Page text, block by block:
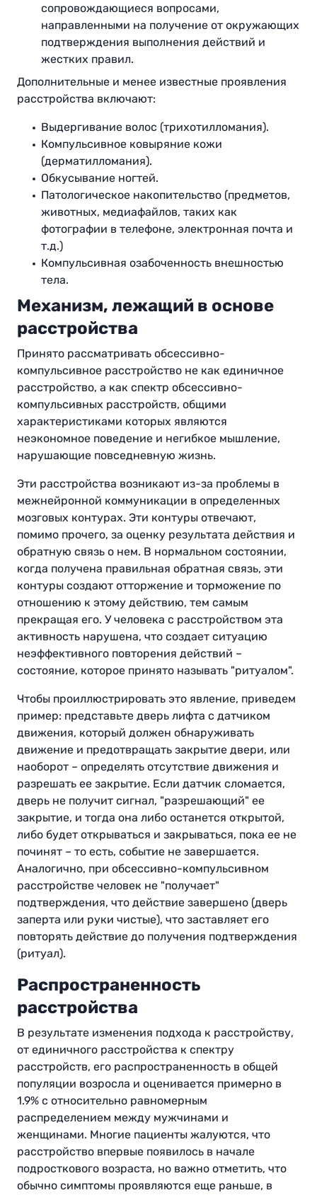
сопровождающиеся вопросами,
направленными на получение от окружающих
подтверждения выполнения действий и
жестких правил.
Дополнительные и менее известные проявления
расстройства включают:
Выдергивание волос (трихотилломания).
Компульсивное ковыряние кожи
(дерматилломания).
Обкусывание ногтей.
Патологическое накопительство (предметов,
животных, медиафайлов, таких как
фотографии в телефоне, электронная почта и
т.д.)
Компульсивная озабоченность внешностью
тела.
Механизм, лежащий в основе
расстройства
Принято рассматривать обсессивно-
компульсивное расстройство не как единичное
расстройство, а как спектр обсессивно-
компульсивных расстройств, общими
характеристиками которых являются
неэкономное поведение и негибкое мышление,
нарушающие повседневную жизнь.
Эти расстройства возникают из-за проблемы в
межнейронной коммуникации в определенных
мозговых контурах. Эти контуры отвечают,
помимо прочего, за оценку результата действия и
обратную связь о нем. В нормальном состоянии,
когда получена правильная обратная связь, эти
контуры создают отторжение и торможение по
отношению к этому действию, тем самым
прекращая его. У человека с расстройством эта
активность нарушена, что создает ситуацию
неэффективного повторения действий –
состояние, которое принято называть "ритуалом".
Чтобы проиллюстрировать это явление, приведем
пример: представьте дверь лифта с датчиком
движения, который должен обнаруживать
движение и предотвращать закрытие двери, или
наоборот – определять отсутствие движения и
разрешать ее закрытие. Если датчик сломается,
дверь не получит сигнал, "разрешающий" ее
закрытие, и тогда она либо останется открытой,
либо будет открываться и закрываться, пока ее не
починят – то есть, событие не завершается.
Аналогично, при обсессивно-компульсивном
расстройстве человек не "получает"
подтверждения, что действие завершено (дверь
заперта или руки чистые), что заставляет его
повторять действие до получения подтверждения
(ритуал).
Распространенность
расстройства
В результате изменения подхода к расстройству,
от единичного расстройства к спектру
расстройств, его распространенность в общей
популяции возросла и оценивается примерно в
1.9% с относительно равномерным
распределением между мужчинами и
женщинами. Многие пациенты жалуются, что
расстройство впервые появилось в начале
подросткового возраста, но важно отметить, что
обычно симптомы проявляются еще раньше, в